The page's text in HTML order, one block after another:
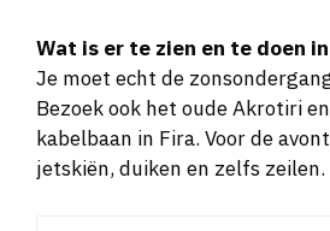
Je moet echt de
Bezoek ook het oude Akrotiri
kabelbaan in Fira. Voor de
jetskiën, duiken en zelfs zeilen.